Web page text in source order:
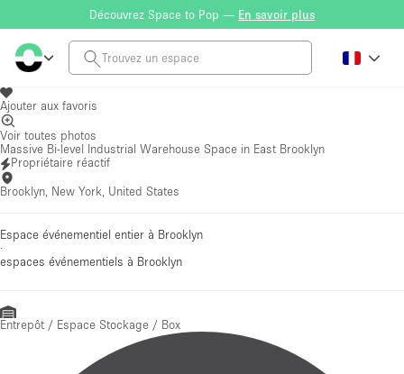
Découvrez Space to Pop — En savoir plus
Ajouter aux favoris
Voir toutes photos
Massive Bi-level Industrial Warehouse Space in East Brooklyn
Propriétaire réactif
Brooklyn, New York, United States
Espace événementiel entier à Brooklyn
·
espaces événementiels à Brooklyn
Entrepôt / Espace Stockage / Box